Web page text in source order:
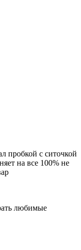
пробкой с ситочкой
на все 100% не
любимые